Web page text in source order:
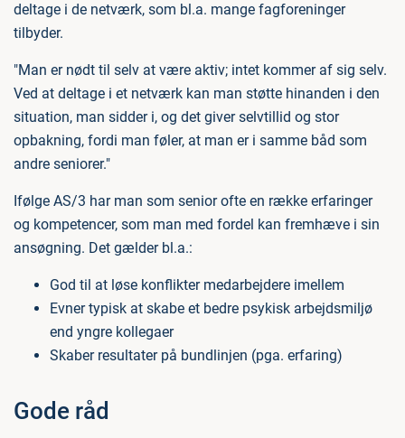
deltage i de netværk, som bl.a. mange fagforeninger
tilbyder.
"Man er nødt til selv at være aktiv; intet kommer af sig selv.
Ved at deltage i et netværk kan man støtte hinanden i den
situation, man sidder i, og det giver selvtillid og stor
opbakning, fordi man føler, at man er i samme båd som
andre seniorer."
Ifølge AS/3 har man som senior ofte en række erfaringer
og kompetencer, som man med fordel kan fremhæve i sin
ansøgning. Det gælder bl.a.:
God til at løse konflikter medarbejdere imellem
Evner typisk at skabe et bedre psykisk arbejdsmiljø
end yngre kollegaer
Skaber resultater på bundlinjen (pga. erfaring)
Gode råd